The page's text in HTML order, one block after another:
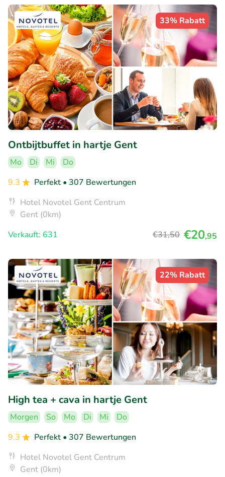
33% Rabatt
Ontbijtbuffet in hartje Gent
Mo Di Mi
Do
9.3
Perfekt • 307 Bewertungen
Hotel Novotel Gent Centrum
Gent (0km)
Verkauft: 631
€31,50 €20,95
22% Rabatt
High tea + cava in hartje Gent
Morgen So Mo Di Mi
Do
9.3
Perfekt • 307 Bewertungen
Hotel Novotel Gent Centrum
Gent (0km)